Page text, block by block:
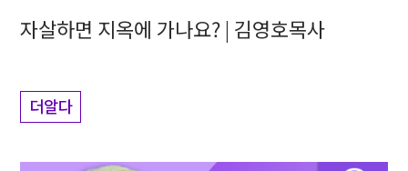
자살하면 지옥에 가나요? | 김영호목사
더알다